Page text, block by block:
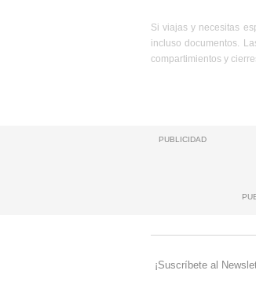
Si viajas y necesitas
incluso documentos.
compartimientos y
PUBLICIDAD
¡Suscríbete al